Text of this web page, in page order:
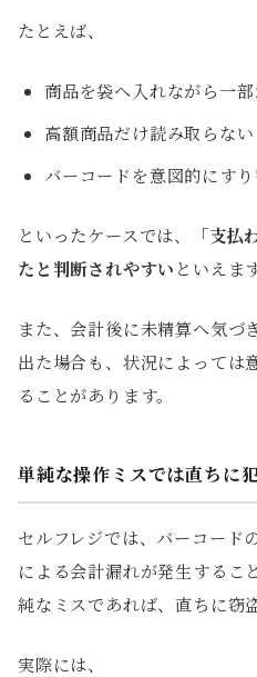
たとえば、
商品を袋へ入れながら一
高額商品だけ読み取らない
バーコードを意図的にすり
といったケースでは、
「支
たと判断されやすい といえます
また、会計後に未精算へ気づ
出た場合も、状況によっては
ることがあります。
単純な操作ミスでは直ちに
セルフレジでは、バーコード
による会計漏れが発生するこ
純なミスであれば、直ちに窃
実際には、